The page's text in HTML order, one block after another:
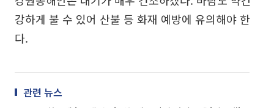
강하게 불 수 있어 산불 등 화재 예방에 유의해야 한
다.
관련 뉴스